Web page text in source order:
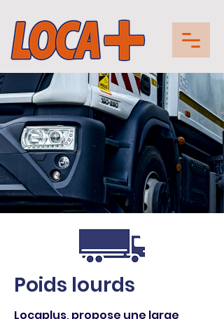
Poids lourds
Locaplus, propose une large